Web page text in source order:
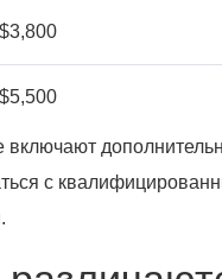
$3,800
$5,500
с